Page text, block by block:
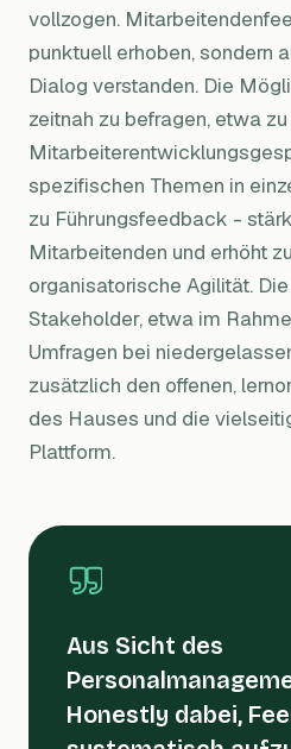
vollzogen.
punktuell erhoben, sondern
Dialog verstanden. Die
zeitnah zu befragen, etwa zu
spezifischen Themen in
zu Führungsfeedback -
Mitarbeitenden und erhöht
organisatorische Agilität.
Stakeholder, etwa im
Umfragen bei
zusätzlich den offenen,
des Hauses und die
Plattform.
Aus Sicht des
Honestly dabei,